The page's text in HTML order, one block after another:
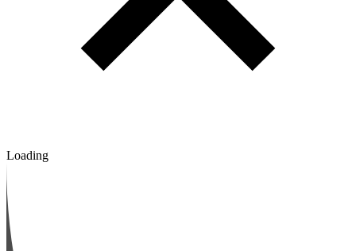
Loading